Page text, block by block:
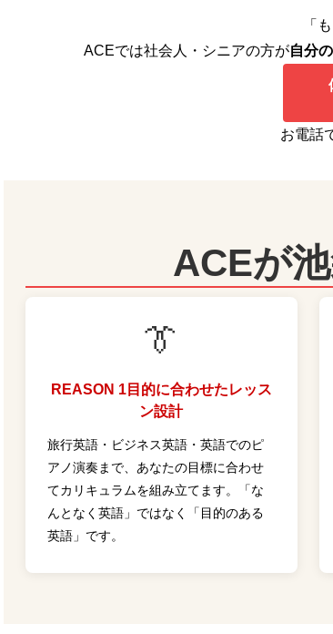
「
ACEでは社会人・シニアの方が自分
お電話
ACEが
👔
REASON 1目的に合わせたレッス
ン設計
旅行英語・ビジネス英語・英語でのピ
アノ演奏まで、あなたの目標に合わせ
てカリキュラムを組み立てます。「な
んとなく英語」ではなく「目的のある
英語」です。